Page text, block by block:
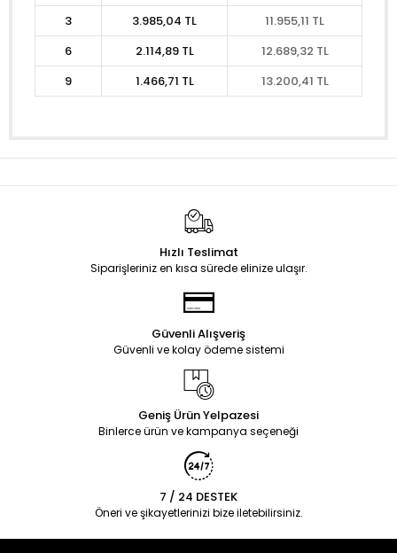
3
3.985,04 TL
11.955,11 TL
6
2.114,89 TL
12.689,32 TL
9
1.466,71 TL 13.200,41 TL
Hızlı Teslimat
Siparişleriniz en kısa sürede elinize ulaşır.
Güvenli Alışveriş
Güvenli ve kolay ödeme sistemi
Geniş Ürün Yelpazesi
Binlerce ürün ve kampanya seçeneği
7 / 24 DESTEK
Öneri ve şikayetlerinizi bize iletebilirsiniz.